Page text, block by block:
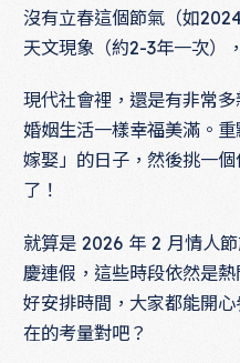
沒有立春這個節氣（如
天文現象（約2-3年一次）
現代社會裡，還是有非常
婚姻生活一樣幸福美滿。
嫁娶」的日子，然後挑一
了！
就算是 2026 年 2 月情人
慶連假，這些時段依然是
好安排時間，大家都能開
在的考量對吧？